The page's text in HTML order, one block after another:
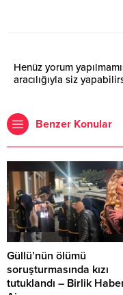
Henüz yorum
aracılığıyla siz
Benzer Konular
Güllü’nün ölümü
soruşturmasında kızı
tutuklandı – Birlik